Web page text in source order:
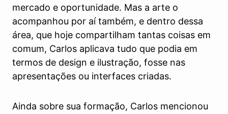
mercado e oportunidade. Mas a arte o
acompanhou por aí também, e dentro dessa
área, que hoje compartilham tantas coisas em
comum, Carlos aplicava tudo que podia em
termos de design e ilustração, fosse nas
apresentações ou interfaces criadas.
Ainda sobre sua formação, Carlos mencionou